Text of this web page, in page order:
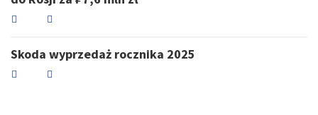
Skoda wyprzedaż rocznika 2025